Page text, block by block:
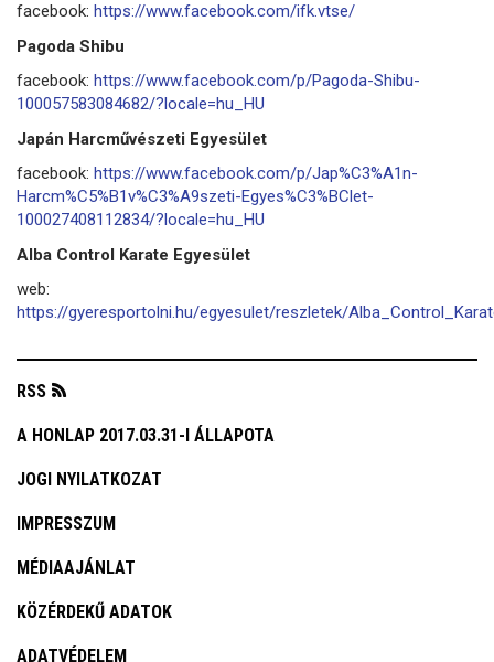
facebook: https://www.facebook.com/ifk.vtse/
Pagoda Shibu
facebook: https://www.facebook.com/p/Pagoda-Shibu-
100057583084682/?locale=hu_HU
Japán Harcművészeti Egyesület
facebook: https://www.facebook.com/p/Jap%C3%A1n-
Harcm%C5%B1v%C3%A9szeti-Egyes%C3%BClet-
100027408112834/?locale=hu_HU
Alba Control Karate Egyesület
web:
https://gyeresportolni.hu/egyesulet/reszletek/
RSS
A HONLAP 2017.03.31-I ÁLLAPOTA
JOGI NYILATKOZAT
IMPRESSZUM
MÉDIAAJÁNLAT
KÖZÉRDEKŰ ADATOK
ADATVÉDELEM